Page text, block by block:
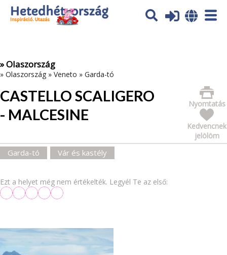
Az oldal sütiket (cookies) használ. További tájékoztatás itt:
Adatvédelmi tájékoztató
» Olaszország
» Olaszország » Veneto » Garda-tó
CASTELLO SCALIGERO
- MALCESINE
Nyomtatás
Kedvencnek
jelölöm
Garda-tó Vár és kastély
Ezt a helyet még nem értékelték. Legyél Te az első: